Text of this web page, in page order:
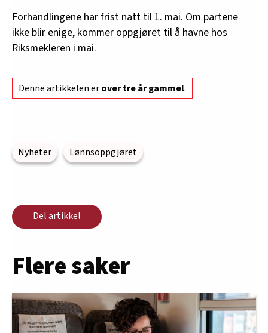
Forhandlingene har frist natt til 1. mai. Om partene
ikke blir enige, kommer oppgjøret til å havne hos
Riksmekleren i mai.
Denne artikkelen erover tre år gammel.
Nyheter Lønnsoppgjøret
Del artikkel
Flere saker